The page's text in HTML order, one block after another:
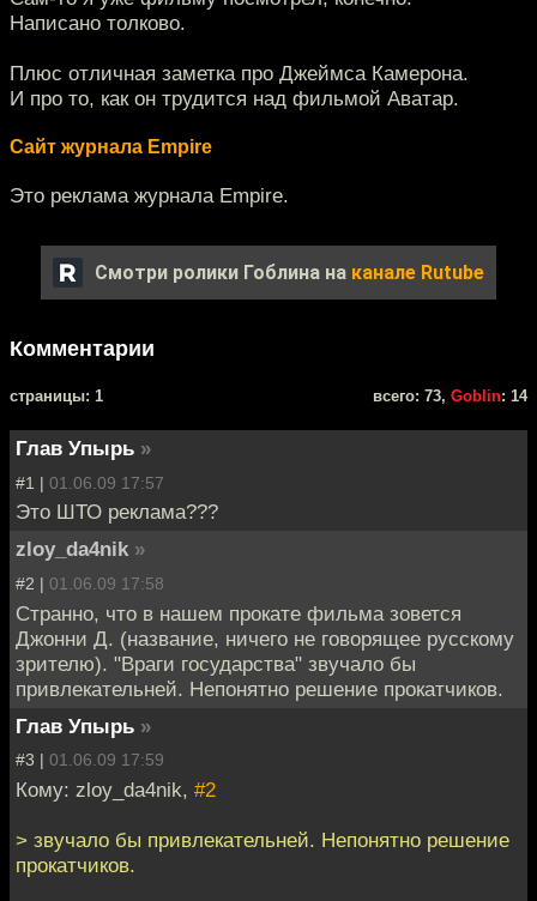
Написано толково.
Плюс отличная заметка про Джеймса Камерона.
И про то, как он трудится над фильмой Аватар.
Сайт журнала Empire
Это реклама журнала Empire.
Смотри ролики Гоблина на канале Rutube
Комментарии
cтраницы: 1 всего: 73, Goblin: 14
Глав Упырь »
#1 | 01.06.09 17:57
Это ШТО реклама???
zloy_da4nik »
#2 | 01.06.09 17:58
Странно, что в нашем прокате фильма зовется
Джонни Д. (название, ничего не говорящее русскому
зрителю). "Враги государства" звучало бы
привлекательней. Непонятно решение прокатчиков.
Глав Упырь »
#3 | 01.06.09 17:59
Кому: zloy_da4nik, #2
> звучало бы привлекательней. Непонятно решение
прокатчиков.